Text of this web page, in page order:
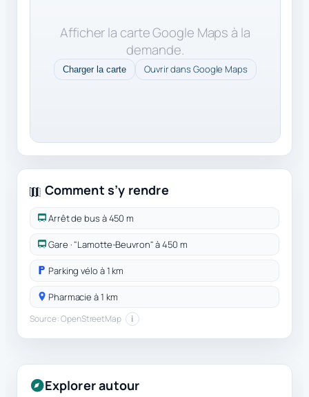
Afficher la carte Google Maps à la
demande.
Charger la carte Ouvrir dans Google Maps
Comment s’y rendre
Arrêt de bus à 450 m
Gare · "Lamotte-Beuvron" à 450 m
Parking vélo à 1 km
Pharmacie à 1 km
Source : OpenStreetMap i
Explorer autour